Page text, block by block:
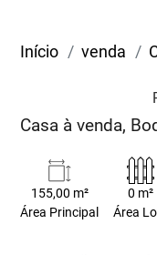
Início venda
Casa à venda,
155,00 m²
Área Principal
0 m²
Área